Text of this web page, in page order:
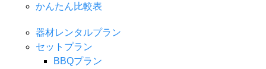
かんたん比較表
器材レンタルプラン
セットプラン
BBQプラン